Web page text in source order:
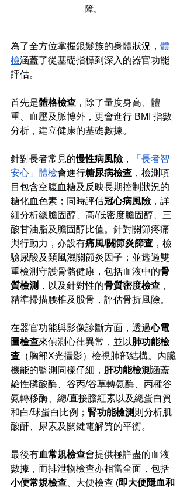
障。
為了全方位掌握銀髮族的身體狀況， 體
檢涵蓋了從基礎指標到深入的器官功能
評估。
首先是體格檢查 ，除了量度身高、體
重、血壓及脈博外，更會進行 BMI 指數
分析，建立健康的基礎數據。
針對長者常見的慢性病風險 ，
「長者智
安心」體檢會進行糖尿病檢查 ，檢測項
目包含空腹血糖及反映長期控制狀況的
糖化血色素；同時評估冠心病風險 ，詳
細分析總膽固醇、高/低密度膽固醇、三
酸甘油脂及膽固醇比值。針對關節疼痛
與行動力，亦設有痛風/關節炎篩查 ，檢
驗尿酸及類風濕關節炎因子；並透過雙
重檢測守護骨骼健康，包括血液中的骨
質檢測 ，以及針對性的骨質密度檢查 ，
精準掃描腰椎及股骨，評估骨折風險。
在器官功能與影像診斷方面，透過心電
圖檢查來偵測心律異常，並以肺功能檢
查 （胸部X光攝影）檢視肺部結構。內臟
機能的監測同樣仔細， 肝功能檢測涵蓋
鹼性磷酸酶、谷丙/谷草轉氨酶、丙種谷
氨轉移酶、總/直接膽紅素以及總蛋白質
和白/球蛋白比例； 腎功能檢測 則分析肌
酸酐、尿素及關鍵電解質的平衡。
最後有血常規檢查會提供極詳盡的血液
數據，而排泄物檢查亦相當全面，包括
小便常規檢查 、大便檢查 (即大便隱血和